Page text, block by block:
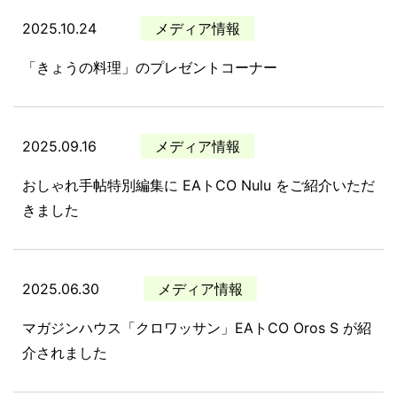
2025.10.24 メディア情報
「きょうの料理」のプレゼントコーナー
2025.09.16 メディア情報
おしゃれ手帖特別編集に EAトCO Nulu をご紹介いただ
きました
2025.06.30 メディア情報
マガジンハウス「クロワッサン」EAトCO Oros S が紹
介されました